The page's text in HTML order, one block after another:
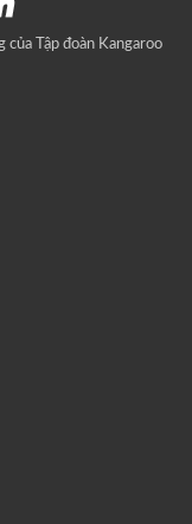
của Tập đoàn Kangaroo